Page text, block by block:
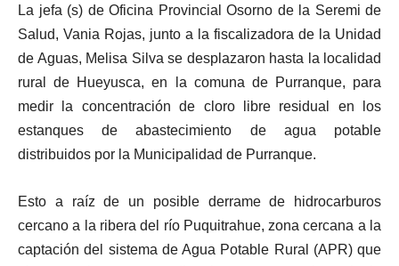
La jefa (s) de Oficina Provincial Osorno de la Seremi de
Salud, Vania Rojas, junto a la fiscalizadora de la Unidad
de Aguas, Melisa Silva se desplazaron hasta la localidad
rural de Hueyusca, en la comuna de Purranque, para
medir la concentración de cloro libre residual en los
estanques de abastecimiento de agua potable
distribuidos por la Municipalidad de Purranque.
Esto a raíz de un posible derrame de hidrocarburos
cercano a la ribera del río Puquitrahue, zona cercana a la
captación del sistema de Agua Potable Rural (APR) que